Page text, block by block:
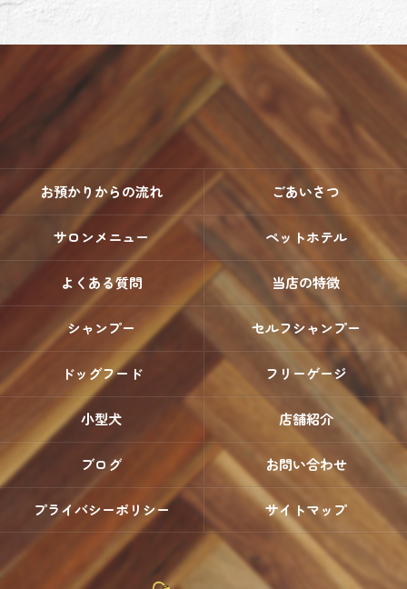
お預かりからの流れ ごあいさつ
サロンメニュー ペットホテル
よくある質問 当店の特徴
シャンプー セルフシャンプー
ドッグフード フリーゲージ
小型犬 店舗紹介
ブログ お問い合わせ
プライバシーポリシー サイトマップ